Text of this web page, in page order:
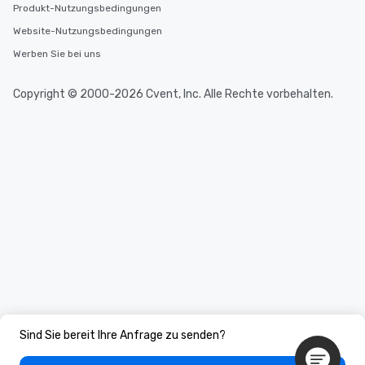
Sind Sie bereit Ihre Anfrage zu senden?
Produkt-Nutzungsbedingungen
Website-Nutzungsbedingungen
Werben Sie bei uns
Copyright © 2000-2026 Cvent, Inc. Alle Rechte vorbehalten.